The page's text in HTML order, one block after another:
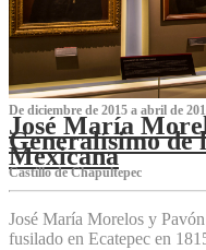
De diciembre de 2015 a abril de
José María
Generalísimo de
Mexicana
C‌astillo de Chapultepec
José María Morelos y
fusilado en Ecatepec en